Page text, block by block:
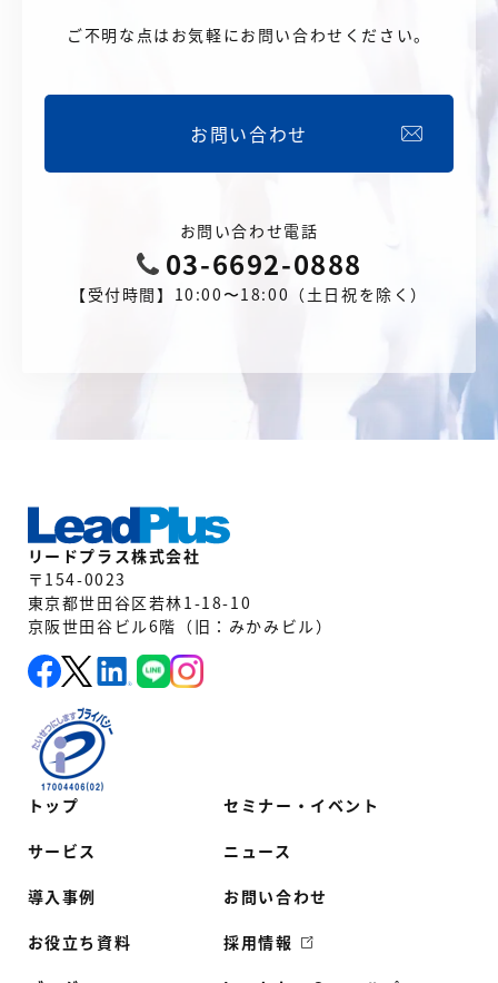
ご不明な点はお気軽にお問い合わせください。
お問い合わせ
お問い合わせ電話
03-6692-0888
【受付時間】10:00〜18:00（土日祝を除く）
トップ
サービス
導入事例
お役立ち資料
セミナー・イベント
ニュース
お問い合わせ
採用情報
リードプラス株式会社
〒154-0023
東京都世田谷区若林1-18-10
京阪世田谷ビル6階（旧：みかみビル）